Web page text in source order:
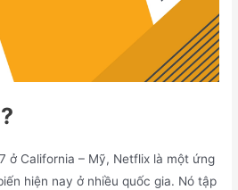
ở California – Mỹ, Netflix là một ứng
hiện nay ở nhiều quốc gia. Nó tập